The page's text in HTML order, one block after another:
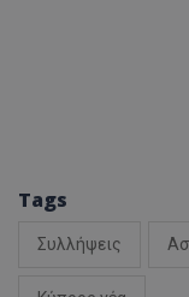
Tags
Συλλήψεις